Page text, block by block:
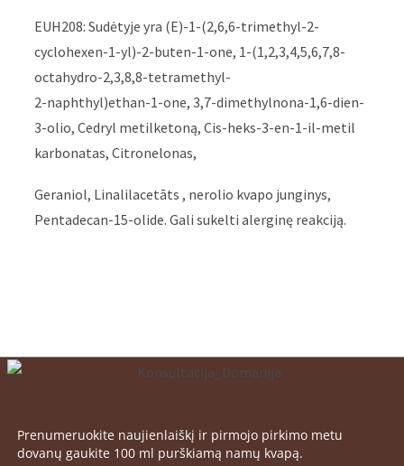
EUH208: Sudėtyje yra (E)-1-(2,6,6-trimethyl-2-
cyclohexen-1-yl)-2-buten-1-one, 1-(1,2,3,4,5,6,7,8-
octahydro-2,3,8,8-tetramethyl-
2-naphthyl)ethan-1-one, 3,7-dimethylnona-1,6-dien-
3-olio, Cedryl metilketoną, Cis-heks-3-en-1-il-metil
karbonatas, Citronelonas,
Geraniol, Linalilacetāts , nerolio kvapo junginys,
Pentadecan-15-olide. Gali sukelti alerginę reakciją.
Prenumeruokite naujienlaiškį ir pirmojo pirkimo metu
dovanų gaukite 100 ml purškiamą namų kvapą.